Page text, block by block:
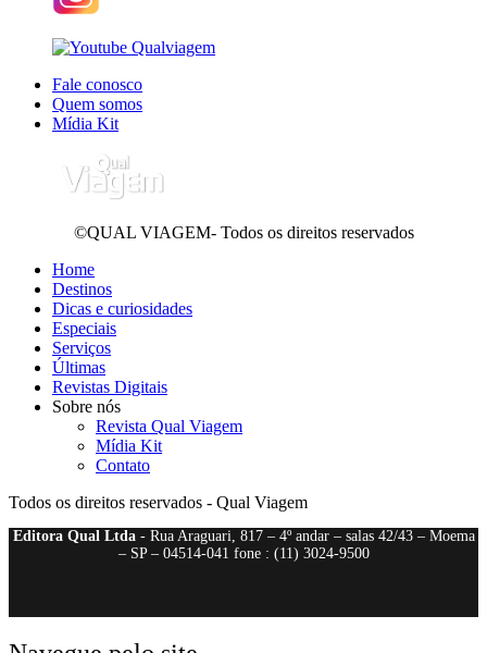
Fale conosco
Quem somos
Mídia Kit
©QUAL VIAGEM- Todos os direitos reservados
Home
Destinos
Dicas e curiosidades
Especiais
Serviços
Últimas
Revistas Digitais
Sobre nós
Revista Qual Viagem
Mídia Kit
Contato
Todos os direitos reservados - Qual Viagem
Editora Qual Ltda- Rua Araguari, 817 – 4º andar – salas 42/43 – Moema
– SP – 04514-041 fone : (11) 3024-9500